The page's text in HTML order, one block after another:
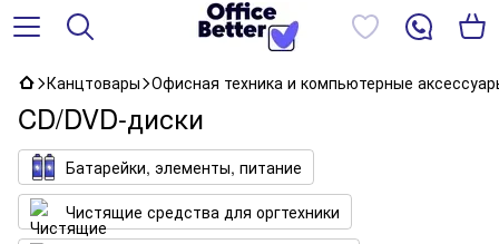
Канцтовары Офисная техника и компьютерные
CD/DVD-диски
Батарейки, элементы, питание
Чистящие средства для оргтехники